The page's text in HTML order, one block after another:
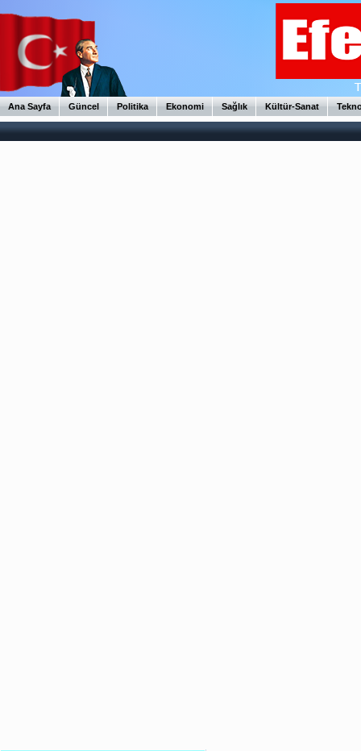
Ana Sayfa Güncel Politika Ekonomi Sağlık Kültür-Sanat